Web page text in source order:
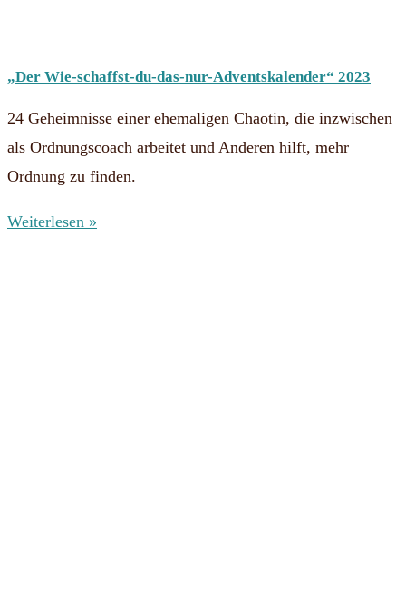
„Der Wie-schaffst-du-das-nur-Adventskalender“ 2023
24 Geheimnisse einer ehemaligen Chaotin, die inzwischen
als Ordnungscoach arbeitet und Anderen hilft, mehr
Ordnung zu finden.
Weiterlesen »